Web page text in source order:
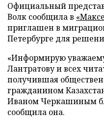
Официальный
Волк сообщила в
приглашен в
Петербурге для
«Информирую
Лантратову и всех
получившая
гражданином
Иваном Черкашиным
сообщила она.